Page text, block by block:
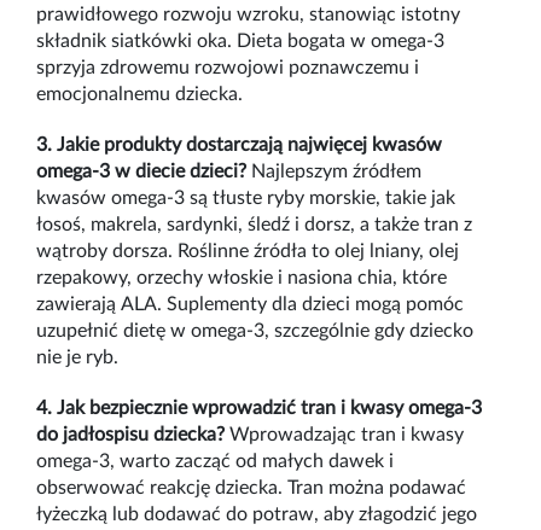
prawidłowego rozwoju wzroku, stanowiąc istotny
składnik siatkówki oka. Dieta bogata w omega-3
sprzyja zdrowemu rozwojowi poznawczemu i
emocjonalnemu dziecka.
3. Jakie produkty dostarczają najwięcej kwasów
omega-3 w diecie dzieci? Najlepszym źródłem
kwasów omega-3 są tłuste ryby morskie, takie jak
łosoś, makrela, sardynki, śledź i dorsz, a także tran z
wątroby dorsza. Roślinne źródła to olej lniany, olej
rzepakowy, orzechy włoskie i nasiona chia, które
zawierają ALA. Suplementy dla dzieci mogą pomóc
uzupełnić dietę w omega-3, szczególnie gdy dziecko
nie je ryb.
4. Jak bezpiecznie wprowadzić tran i kwasy omega-3
do jadłospisu dziecka? Wprowadzając tran i kwasy
omega-3, warto zacząć od małych dawek i
obserwować reakcję dziecka. Tran można podawać
łyżeczką lub dodawać do potraw, aby złagodzić jego